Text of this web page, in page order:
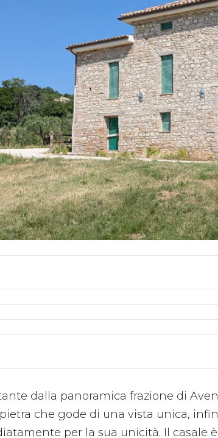
dalla panoramica frazione di
che gode di una vista unica,
per la sua unicità. Il